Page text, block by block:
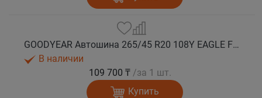
GOODYEAR Автошина 265/45 R20 108Y EAGLE F1 ASYMMETRIC 6 XL FP EV-Ready лето
В наличии
109 700 ₸ /за 1 шт.
Купить